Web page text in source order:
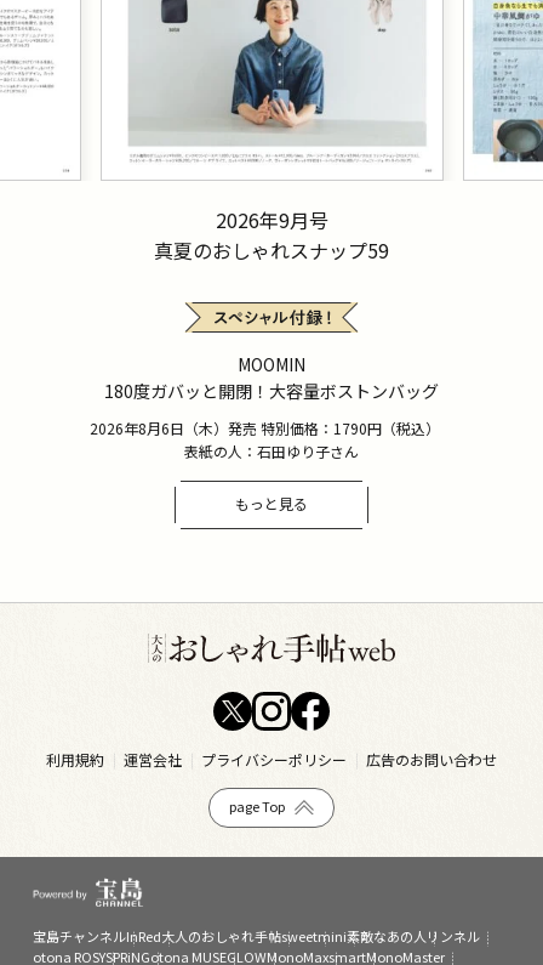
2026年9月号
真夏のおしゃれスナップ59
MOOMIN
180度ガバッと開閉！大容量ボストンバッグ
2026年8月6日（木）発売 特別価格：1790円（税込）
表紙の人：石田ゆり子さん
もっと見る
利用規約 運営会社 プライバシーポリシー 広告のお問い合わせ
page Top
宝島チャンネルInRed大人のおしゃれ手帖sweetmini素敵なあの人 リンネル
otona ROSYSPRiNGotona MUSEGLOWMonoMaxsmartMonoMaster